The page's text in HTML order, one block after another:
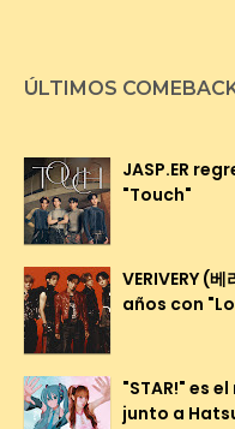
ÚLTIMOS
JASP.ER
"Touch"
VERIVERY (
años con
"STAR!" es
junto a